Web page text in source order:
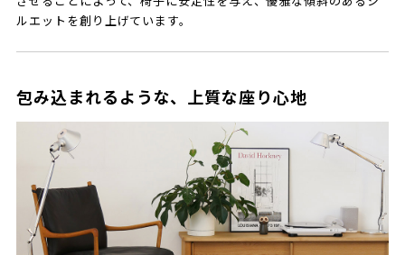
ルエットを創り上げています。
包み込まれるような、上質な座り心地